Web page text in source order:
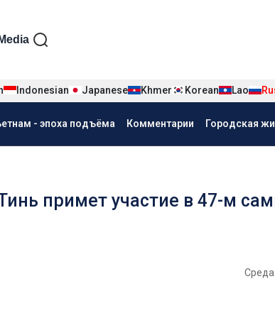
tiếng Nga
Media
Indonesian Japanese Khmer Korean Lao
- эпоха подъёма Комментарии Городская
примет участие в 47-м
Среда